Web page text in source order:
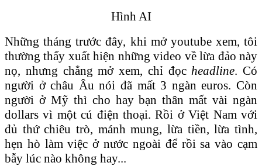
Hình AI
Những tháng trước đây, khi mở youtube xem, tôi
thường thấy xuất hiện những video về lừa đảo này
nọ, nhưng chẳng mở xem, chỉ đọcheadline. Có
người ở châu Âu nói đã mất 3 ngàn euros. Còn
người ở Mỹ thì cho hay bạn thân mất vài ngàn
dollars vì một cú điện thoại. Rồi ở Việt Nam với
đủ thứ chiêu trò, mánh mung, lừa tiền, lừa tình,
hẹn hò làm việc ở nước ngoài để rồi sa vào cạm
bẫy lúc nào không hay...